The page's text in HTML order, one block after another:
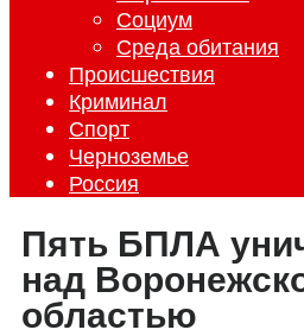
Социум
Среда обитания
Происшествия
Криминал
Спорт
Черноземье
Россия
Пять БПЛА
над
областью